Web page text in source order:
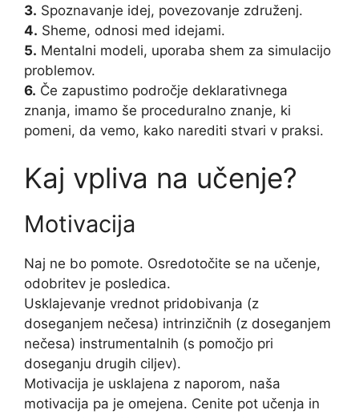
3. Spoznavanje idej, povezovanje združenj.
4. Sheme, odnosi med idejami.
5. Mentalni modeli, uporaba shem za simulacijo
problemov.
6. Če zapustimo področje deklarativnega
znanja, imamo še proceduralno znanje, ki
pomeni, da vemo, kako narediti stvari v praksi.
Kaj vpliva na učenje?
Motivacija
Naj ne bo pomote. Osredotočite se na učenje,
odobritev je posledica.
Usklajevanje vrednot pridobivanja (z
doseganjem nečesa) intrinzičnih (z doseganjem
nečesa) instrumentalnih (s pomočjo pri
doseganju drugih ciljev).
Motivacija je usklajena z naporom, naša
motivacija pa je omejena. Cenite pot učenja in